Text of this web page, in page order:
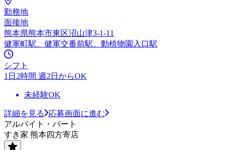
勤務地
面接地
熊本県熊本市東区沼山津3-1-11
健軍町駅、健軍交番前駅、動植物園入口駅
シフト
1日2時間 週2日からOK
未経験OK
詳細を見る
応募画面に進む
アルバイト・パート
すき家 熊本四方寄店